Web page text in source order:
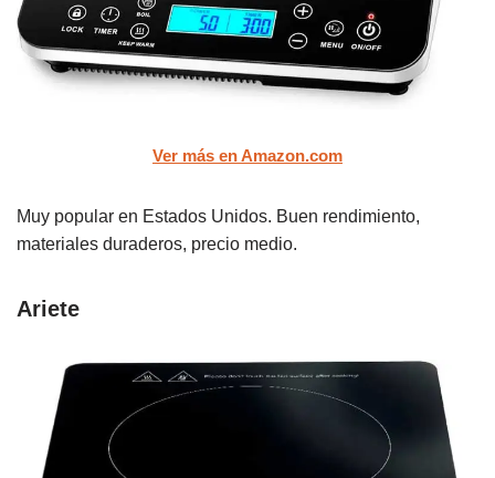
Ver más en Amazon.com
Muy popular en Estados Unidos. Buen rendimiento,
materiales duraderos, precio medio.
Ariete